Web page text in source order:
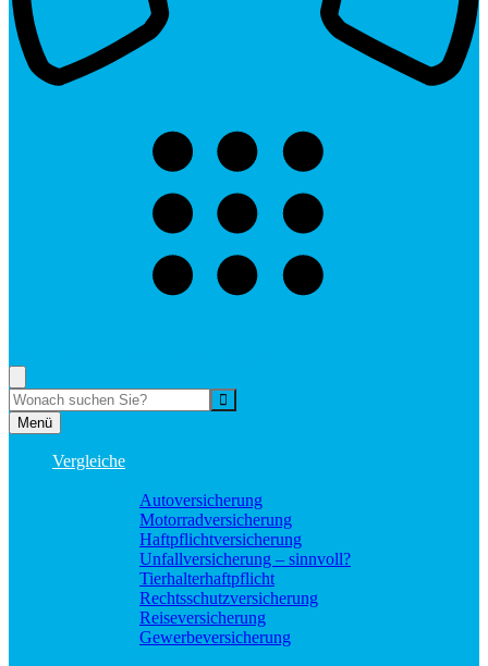
Menü
Vergleiche
Autoversicherung
Motorradversicherung
Haftpflichtversicherung
Unfallversicherung – sinnvoll?
Tierhalterhaftpflicht
Rechtsschutzversicherung
Reiseversicherung
Gewerbeversicherung